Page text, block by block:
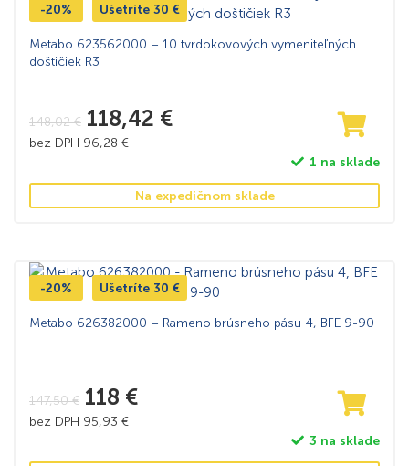
-20% Ušetríte 30 €
Metabo 623562000 – 10 tvrdokovových vymeniteľných
doštičiek R3
148,02€ 118,42 €
bez DPH 96,28 €
1 na sklade
Na expedičnom sklade
-20% Ušetríte 30 €
Metabo 626382000 – Rameno brúsneho pásu 4, BFE 9-90
147,50€ 118 €
bez DPH 95,93 €
3 na sklade